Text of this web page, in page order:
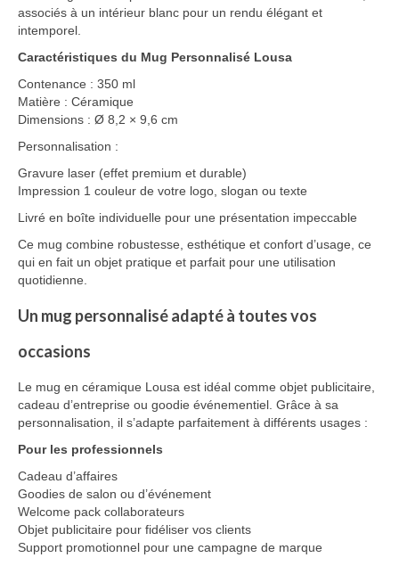
associés à un intérieur blanc pour un rendu élégant et
intemporel.
Caractéristiques du Mug Personnalisé Lousa
Contenance : 350 ml
Matière : Céramique
Dimensions : Ø 8,2 × 9,6 cm
Personnalisation :
Gravure laser (effet premium et durable)
Impression 1 couleur de votre logo, slogan ou texte
Livré en boîte individuelle pour une présentation impeccable
Ce mug combine robustesse, esthétique et confort d’usage, ce
qui en fait un objet pratique et parfait pour une utilisation
quotidienne.
Un mug personnalisé adapté à toutes vos
occasions
Le mug en céramique Lousa est idéal comme objet publicitaire,
cadeau d’entreprise ou goodie événementiel. Grâce à sa
personnalisation, il s’adapte parfaitement à différents usages :
Pour les professionnels
Cadeau d’affaires
Goodies de salon ou d’événement
Welcome pack collaborateurs
Objet publicitaire pour fidéliser vos clients
Support promotionnel pour une campagne de marque